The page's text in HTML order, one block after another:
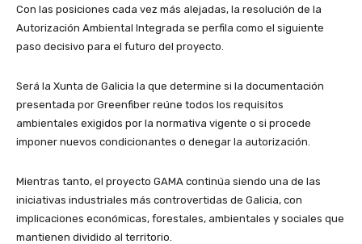
Con las posiciones cada vez más alejadas, la resolución de la
Autorización Ambiental Integrada se perfila como el siguiente
paso decisivo para el futuro del proyecto.
Será la Xunta de Galicia la que determine si la documentación
presentada por Greenfiber reúne todos los requisitos
ambientales exigidos por la normativa vigente o si procede
imponer nuevos condicionantes o denegar la autorización.
Mientras tanto, el proyecto GAMA continúa siendo una de las
iniciativas industriales más controvertidas de Galicia, con
implicaciones económicas, forestales, ambientales y sociales que
mantienen dividido al territorio.